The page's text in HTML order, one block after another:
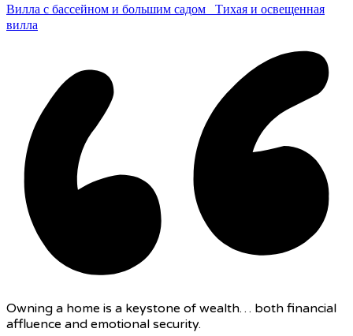
Вилла с бассейном и большим садом Тихая и освещенная
вилла
Owning a home is a keystone of wealth… both financial
affluence and emotional security.